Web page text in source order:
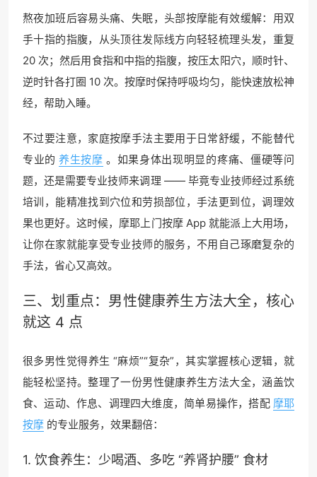
熬夜加班后容易头痛、失眠，头部按摩能有效缓解：用双
手十指的指腹，从头顶往发际线方向轻轻梳理头发，重复
20 次；然后用食指和中指的指腹，按压太阳穴，顺时针、
逆时针各打圈 10 次。按摩时保持呼吸均匀，能快速放松神
经，帮助入睡。
不过要注意，家庭按摩手法主要用于日常舒缓，不能替代
专业的 养生按摩 。如果身体出现明显的疼痛、僵硬等问
题，还是需要专业技师来调理 —— 毕竟专业技师经过系统
培训，能精准找到穴位和劳损部位，手法更到位，调理效
果也更好。这时候，摩耶上门按摩 App 就能派上大用场，
让你在家就能享受专业技师的服务，不用自己琢磨复杂的
手法，省心又高效。
三、划重点：男性健康养生方法大全，核心
就这 4 点
很多男性觉得养生 “麻烦”“复杂”，其实掌握核心逻辑，就
能轻松坚持。整理了一份男性健康养生方法大全，涵盖饮
食、运动、作息、调理四大维度，简单易操作，搭配 摩耶
按摩 的专业服务，效果翻倍：
1. 饮食养生：少喝酒、多吃 “养肾护腰” 食材